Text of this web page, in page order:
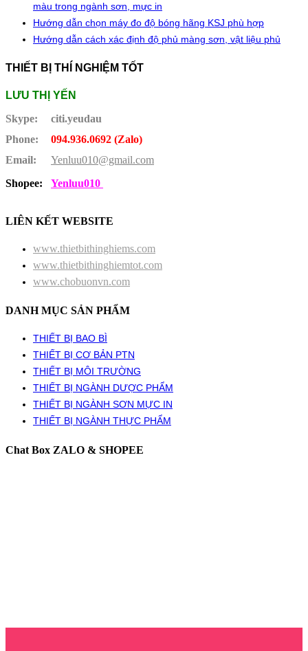
màu trong ngành sơn, mực in
Hướng dẫn chọn máy đo độ bóng hãng KSJ phù hợp
Hướng dẫn cách xác định độ phủ màng sơn, vật liệu phủ
THIẾT BỊ THÍ NGHIỆM TỐT
LƯU THỊ YẾN
Skype:
citi.yeudau
Phone:
094.936.0692 (Zalo)
Email:
Yenluu010@gmail.com
Shopee:
Yenluu010
LIÊN KẾT WEBSITE
www.thietbithinghiems.com
www.thietbithinghiemtot.com
www.chobuonvn.com
DANH MỤC SẢN PHẨM
THIẾT BỊ BAO BÌ
THIẾT BỊ CƠ BẢN PTN
THIẾT BỊ MÔI TRƯỜNG
THIẾT BỊ NGÀNH DƯỢC PHẨM
THIẾT BỊ NGÀNH SƠN MỰC IN
THIẾT BỊ NGÀNH THỰC PHẨM
Chat Box ZALO & SHOPEE